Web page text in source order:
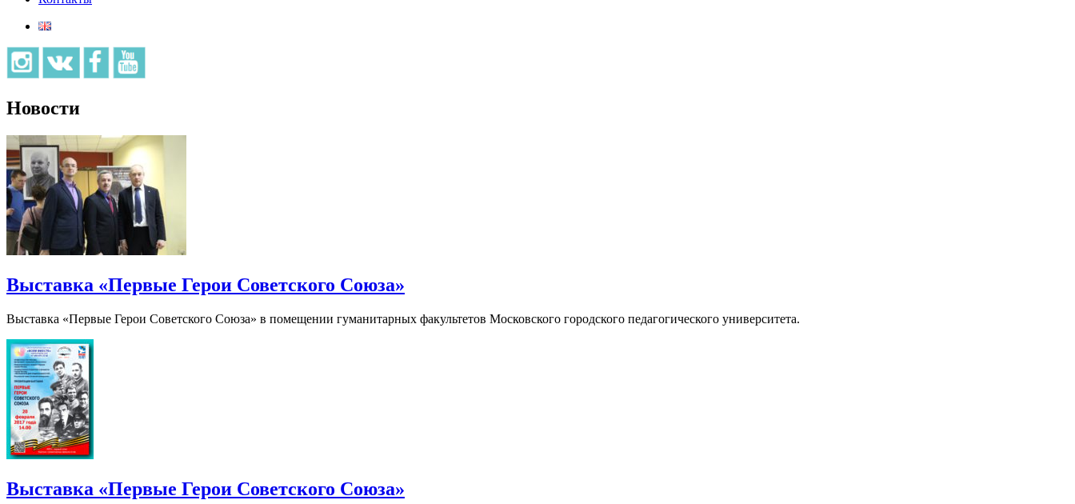
Новости
Выставка «Первые Герои Советского Союза»
Выставка «Первые Герои Советского Союза» в помещении гуманитарных факультетов Московского городского педагогического университета.
Выставка «Первые Герои Советского Союза»